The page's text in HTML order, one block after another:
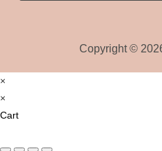
Copyright ©
×
×
Cart